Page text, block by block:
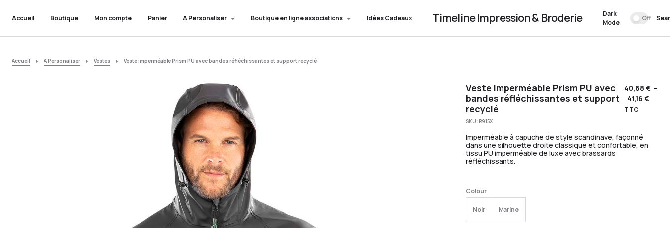
Accueil Boutique Mon compte Panier A Personaliser Boutique en ligne associations Idées Cadeaux Timeline Impression & Broderie
Dark
Mode
Off
Accueil A Personaliser Vestes Veste imperméable Prism PU avec bandes réfléchissantes et support recyclé
Veste imperméable Prism PU avec
bandes réfléchissantes et support
recyclé
40,68€ –
41,16€
TTC
SKU: R915X
Imperméable à capuche de style scandinave, façonné
dans une silhouette droite classique et confortable, en
tissu PU imperméable de luxe avec brassards
réfléchissants.
Colour
Noir Marine